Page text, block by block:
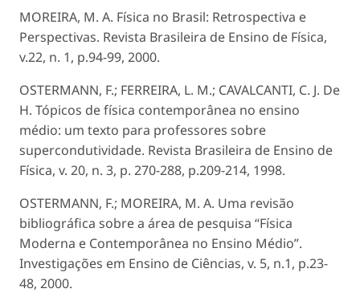
MOREIRA, M. A. Física no Brasil: Retrospectiva e
Perspectivas. Revista Brasileira de Ensino de Física,
v.22, n. 1, p.94-99, 2000.
OSTERMANN, F.; FERREIRA, L. M.; CAVALCANTI, C. J. De
H. Tópicos de física contemporânea no ensino
médio: um texto para professores sobre
supercondutividade. Revista Brasileira de Ensino de
Física, v. 20, n. 3, p. 270-288, p.209-214, 1998.
OSTERMANN, F.; MOREIRA, M. A. Uma revisão
bibliográfica sobre a área de pesquisa “Física
Moderna e Contemporânea no Ensino Médio”.
Investigações em Ensino de Ciências, v. 5, n.1, p.23-
48, 2000.